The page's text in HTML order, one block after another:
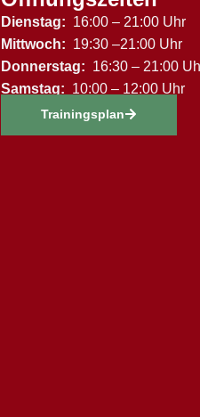
Dienstag: 16:00 – 21:00 Uhr
Mittwoch: 19:30 –21:00 Uhr
Donnerstag: 16:30 – 21:00
Samstag: 10:00 – 12:00 Uhr
Trainingsplan